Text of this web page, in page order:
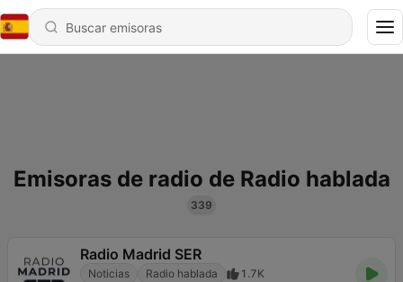
Emisoras de radio de Radio hablada
339
Radio Madrid SER
Noticias Radio hablada
1.7K